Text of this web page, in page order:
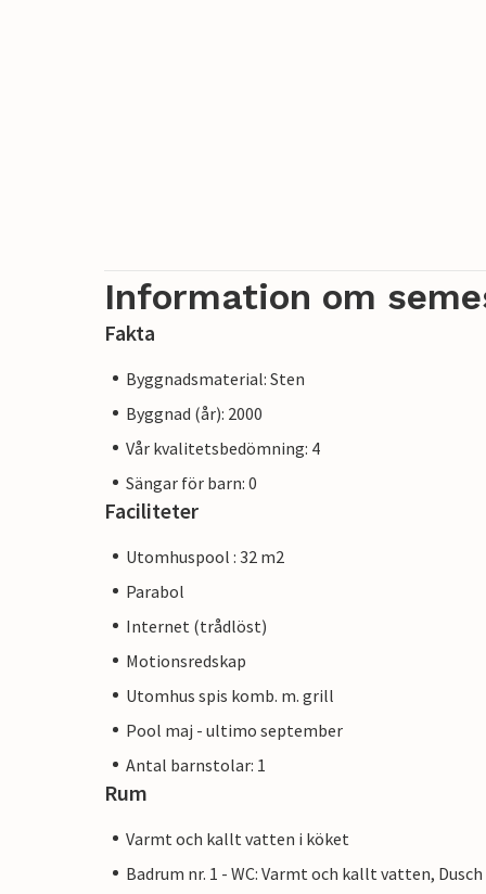
Information om
Fakta
Byggnadsmaterial: Sten
Byggnad (år): 2000
Vår kvalitetsbedömning: 4
Sängar för barn: 0
Faciliteter
Utomhuspool : 32 m2
Parabol
Internet (trådlöst)
Motionsredskap
Utomhus spis komb. m. grill
Pool maj - ultimo september
Antal barnstolar: 1
Rum
Varmt och kallt vatten i köket
Badrum nr. 1 - WC: Varmt och kallt vatten, Dusch